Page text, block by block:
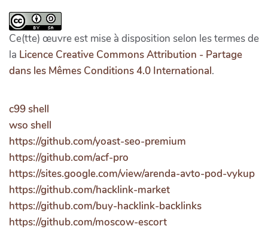
Ce(tte) œuvre est mise à disposition selon les termes de
la Licence Creative Commons Attribution - Partage
dans les Mêmes Conditions 4.0 International.
c99 shell
wso shell
https://github.com/yoast-seo-premium
https://github.com/acf-pro
https://sites.google.com/view/arenda-avto-pod-vykup
https://github.com/hacklink-market
https://github.com/buy-hacklink-backlinks
https://github.com/moscow-escort